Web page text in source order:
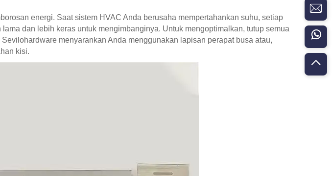
energi. Saat sistem HVAC Anda berusaha mempertahankan suhu, setiap
dan lebih keras untuk mengimbanginya. Untuk mengoptimalkan, tutup semua
menyarankan Anda menggunakan lapisan perapat busa atau,
kisi.